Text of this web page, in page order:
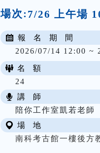
場次: 7/26 上午場
報 名 期 間
2026/07/14 12:00 ~
名 額
24
講 師
陪你工作室凱若老師
場 地
南科考古館一樓後方